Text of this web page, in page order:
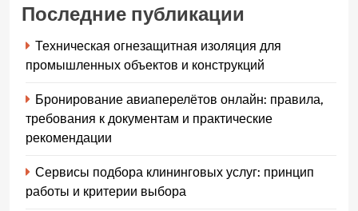
Последние публикации
Техническая огнезащитная изоляция для
промышленных объектов и конструкций
Бронирование авиаперелётов онлайн: правила,
требования к документам и практические
рекомендации
Сервисы подбора клининговых услуг: принцип
работы и критерии выбора